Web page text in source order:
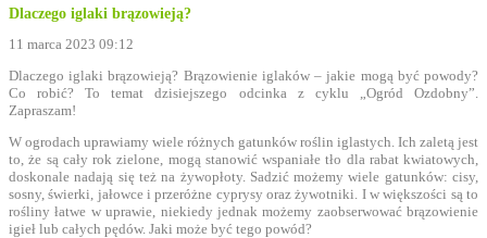
Dlaczego iglaki brązowieją?
11 marca 2023 09:12
Dlaczego iglaki brązowieją? Brązowienie iglaków – jakie mogą być powody?
Co robić? To temat dzisiejszego odcinka z cyklu „Ogród Ozdobny”.
Zapraszam!
W ogrodach uprawiamy wiele różnych gatunków roślin iglastych. Ich zaletą jest
to, że są cały rok zielone, mogą stanowić wspaniałe tło dla rabat kwiatowych,
doskonale nadają się też na żywopłoty. Sadzić możemy wiele gatunków: cisy,
sosny, świerki, jałowce i przeróżne cyprysy oraz żywotniki. I w większości są to
rośliny łatwe w uprawie, niekiedy jednak możemy zaobserwować brązowienie
igieł lub całych pędów. Jaki może być tego powód?